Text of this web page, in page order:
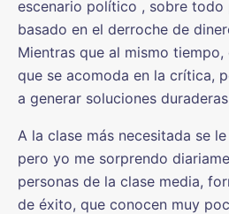
escenario político , sobre todo
basado en el derroche de
Mientras que al mismo
que se acomoda en la crítica,
a generar soluciones
A la clase más necesitada se
pero yo me sorprendo
personas de la clase media,
de éxito, que conocen muy